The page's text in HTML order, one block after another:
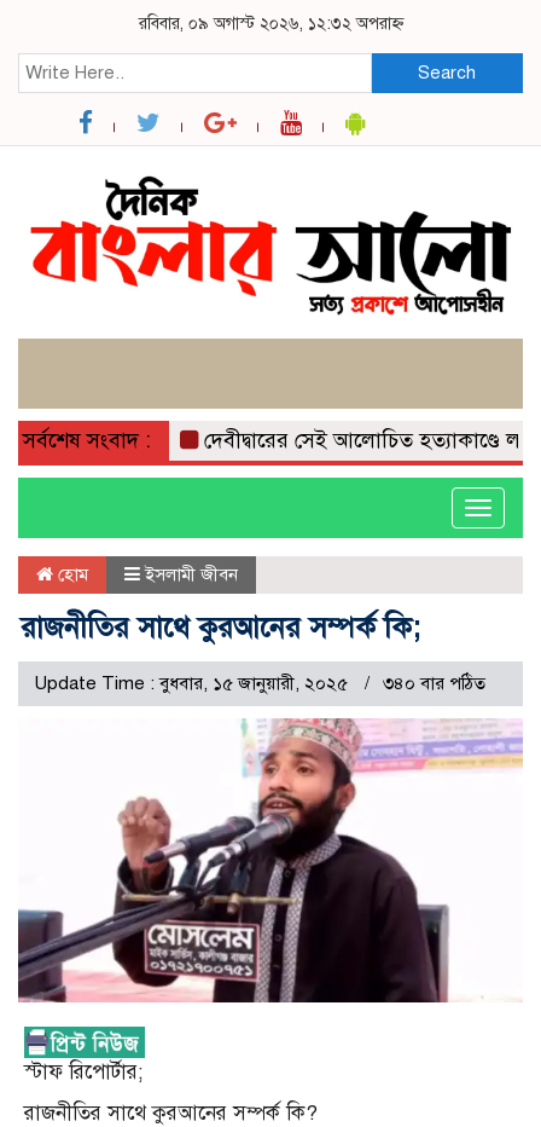
রবিবার, ০৯ অগাস্ট ২০২৬, ১২:৩২ অপরাহ্ন
Search
সর্বশেষ সংবাদ :দেবীদ্বারের সেই আলোচিত হত্যাকাণ্ডে
Toggle
হোম ইসলামী জীবন
রাজনীতির সাথে কুরআনের সম্পর্ক কি;
Update Time : বুধবার, ১৫ জানুয়ারী, ২০২৫ ৩৪০ বার পঠিত
স্টাফ রিপোর্টার;
রাজনীতির সাথে কুরআনের সম্পর্ক কি?